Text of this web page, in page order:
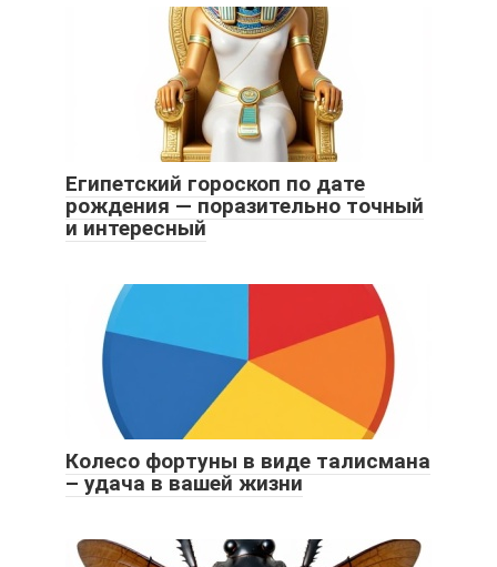
Египетский гороскоп по дате
рождения — поразительно точный
и интересный
Колесо фортуны в виде талисмана
– удача в вашей жизни